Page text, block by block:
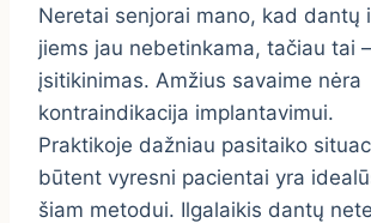
Neretai senjorai mano, kad dantų
jiems jau nebetinkama, tačiau tai
įsitikinimas. Amžius savaime nėra
kontraindikacija implantavimui.
Praktikoje dažniau pasitaiko
būtent vyresni pacientai yra
šiam metodui. Ilgalaikis dantų